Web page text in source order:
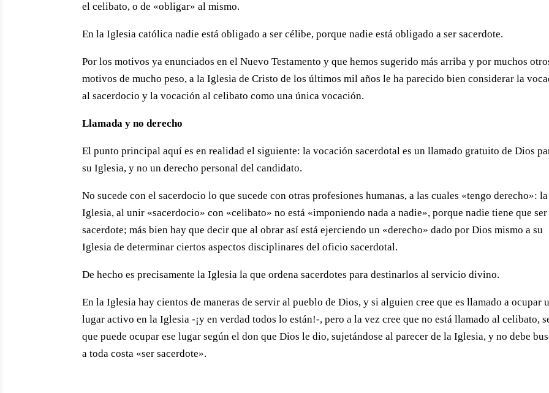
el celibato, o de «obligar» al mismo.
En la Iglesia católica nadie está obligado a ser célibe, porque nadie está obligado a ser sacerdote.
Por los motivos ya enunciados en el Nuevo Testamento y que hemos sugerido más arriba y por muchos
motivos de mucho peso, a la Iglesia de Cristo de los últimos mil años le ha parecido bien considerar la
al sacerdocio y la vocación al celibato como una única vocación.
Llamada y no derecho
El punto principal aquí es en realidad el siguiente: la vocación sacerdotal es un llamado gratuito de Dios
su Iglesia, y no un derecho personal del candidato.
No sucede con el sacerdocio lo que sucede con otras profesiones humanas, a las cuales «tengo derecho»: la
Iglesia, al unir «sacerdocio» con «celibato» no está «imponiendo nada a nadie», porque nadie tiene que ser
sacerdote; más bien hay que decir que al obrar así está ejerciendo un «derecho» dado por Dios mismo a su
Iglesia de determinar ciertos aspectos disciplinares del oficio sacerdotal.
De hecho es precisamente la Iglesia la que ordena sacerdotes para destinarlos al servicio divino.
En la Iglesia hay cientos de maneras de servir al pueblo de Dios, y si alguien cree que es llamado a ocupar
lugar activo en la Iglesia -¡y en verdad todos lo están!-, pero a la vez cree que no está llamado al celibato,
que puede ocupar ese lugar según el don que Dios le dio, sujetándose al parecer de la Iglesia, y no debe
a toda costa «ser sacerdote».